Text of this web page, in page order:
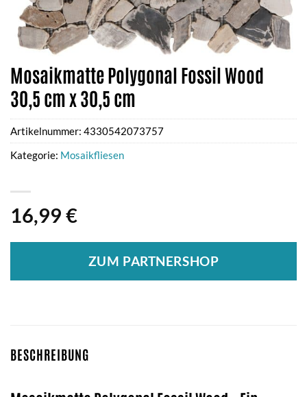
Mosaikmatte Polygonal Fossil Wood
30,5 cm x 30,5 cm
16,99 €
ZUM PARTNERSHOP
Artikelnummer: 4330542073757
Kategorie: Mosaikfliesen
BESCHREIBUNG